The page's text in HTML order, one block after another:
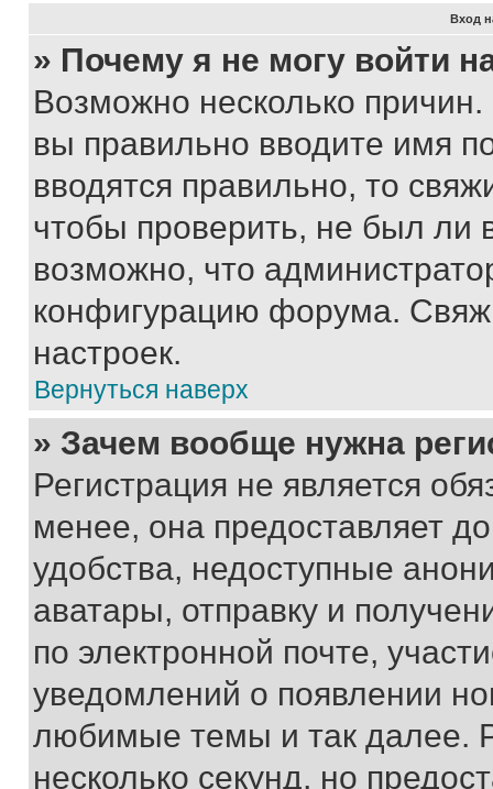
Вход
» Почему я не могу войти
Возможно несколько
вы правильно вводите имя
вводятся правильно, то
чтобы проверить, не был ли
возможно, что
конфигурацию форума.
настроек.
Вернуться наверх
» Зачем вообще нужна
Регистрация не является
менее, она предоставляет
удобства, недоступные
аватары, отправку и
по электронной почте,
уведомлений о появлении
любимые темы и так далее.
несколько секунд, но